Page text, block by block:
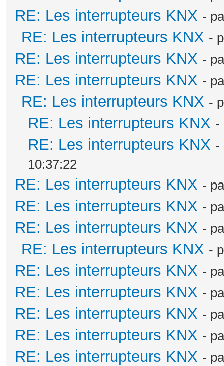
RE: Les interrupteurs KNX -
RE: Les interrupteurs KNX -
RE: Les interrupteurs KNX -
RE: Les interrupteurs KNX -
RE: Les interrupteurs KNX -
RE: Les interrupteurs KNX -
RE: Les interrupteurs KNX -
10:37:22
RE: Les interrupteurs KNX -
RE: Les interrupteurs KNX -
RE: Les interrupteurs KNX -
RE: Les interrupteurs KNX -
RE: Les interrupteurs KNX -
RE: Les interrupteurs KNX -
RE: Les interrupteurs KNX -
RE: Les interrupteurs KNX -
RE: Les interrupteurs KNX -